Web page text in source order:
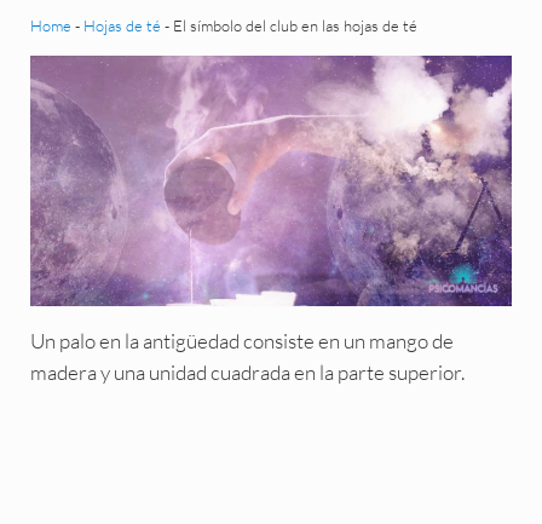
Home - Hojas de té - El símbolo del club en las hojas de té
Un palo en la antigüedad consiste en un mango de
madera y una unidad cuadrada en la parte superior.